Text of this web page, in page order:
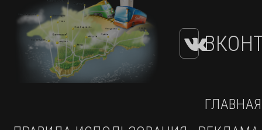
ГЛАВНАЯ